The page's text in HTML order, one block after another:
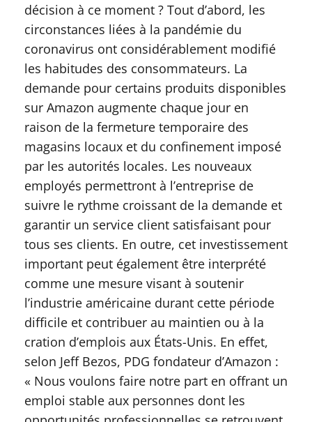
décision à ce moment ? Tout d’abord, les
circonstances liées à la pandémie du
coronavirus ont considérablement modifié
les habitudes des consommateurs. La
demande pour certains produits disponibles
sur Amazon augmente chaque jour en
raison de la fermeture temporaire des
magasins locaux et du confinement imposé
par les autorités locales. Les nouveaux
employés permettront à l’entreprise de
suivre le rythme croissant de la demande et
garantir un service client satisfaisant pour
tous ses clients. En outre, cet investissement
important peut également être interprété
comme une mesure visant à soutenir
l’industrie américaine durant cette période
difficile et contribuer au maintien ou à la
cration d’emplois aux États-Unis. En effet,
selon Jeff Bezos, PDG fondateur d’Amazon :
« Nous voulons faire notre part en offrant un
emploi stable aux personnes dont les